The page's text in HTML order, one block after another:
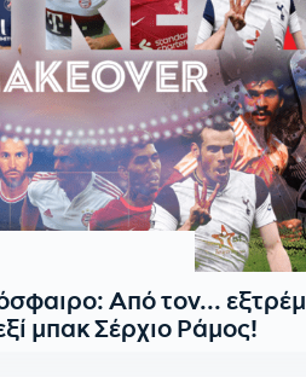
Από τον... εξτρέμ
μπακ Σέρχιο Ράμος!